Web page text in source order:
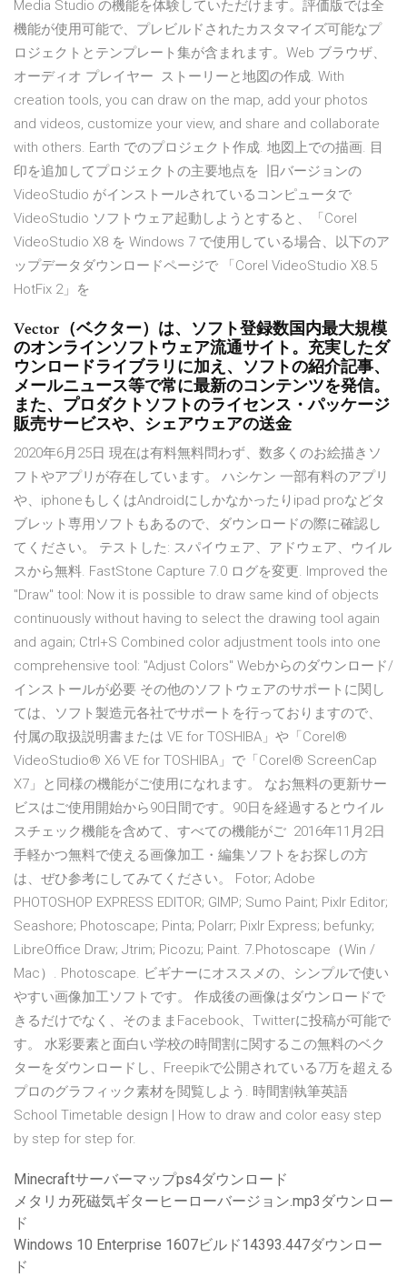
Media Studio の機能を体験していただけます。評価版では全
機能が使用可能で、プレビルドされたカスタマイズ可能なプ
ロジェクトとテンプレート集が含まれます。Web ブラウザ、
オーディオ プレイヤー ストーリーと地図の作成. With
creation tools, you can draw on the map, add your photos
and videos, customize your view, and share and collaborate
with others. Earth でのプロジェクト作成. 地図上での描画. 目
印を追加してプロジェクトの主要地点を 旧バージョンの
VideoStudio がインストールされているコンピュータで
VideoStudio ソフトウェア起動しようとすると、「Corel
VideoStudio X8 を Windows 7 で使用している場合、以下のア
ップデータダウンロードページで 「Corel VideoStudio X8.5
HotFix 2」を
Vector（ベクター）は、ソフト登録数国内最大規模
のオンラインソフトウェア流通サイト。充実したダ
ウンロードライブラリに加え、ソフトの紹介記事、
メールニュース等で常に最新のコンテンツを発信。
また、プロダクトソフトのライセンス・パッケージ
販売サービスや、シェアウェアの送金
2020年6月25日 現在は有料無料問わず、数多くのお絵描きソ
フトやアプリが存在しています。 ハシケン 一部有料のアプリ
や、iphoneもしくはAndroidにしかなかったりipad proなどタ
ブレット専用ソフトもあるので、ダウンロードの際に確認し
てください。 テストした: スパイウェア、アドウェア、ウイル
スから無料. FastStone Capture 7.0 ログを変更. Improved the
"Draw" tool: Now it is possible to draw same kind of objects
continuously without having to select the drawing tool again
and again; Ctrl+S Combined color adjustment tools into one
comprehensive tool: "Adjust Colors" Webからのダウンロード/
インストールが必要 その他のソフトウェアのサポートに関し
ては、ソフト製造元各社でサポートを行っておりますので、
付属の取扱説明書または VE for TOSHIBA」や「Corel®
VideoStudio® X6 VE for TOSHIBA」で「Corel® ScreenCap
X7」と同様の機能がご使用になれます。 なお無料の更新サー
ビスはご使用開始から90日間です。90日を経過するとウイル
スチェック機能を含めて、すべての機能がご 2016年11月2日
手軽かつ無料で使える画像加工・編集ソフトをお探しの方
は、ぜひ参考にしてみてください。 Fotor; Adobe
PHOTOSHOP EXPRESS EDITOR; GIMP; Sumo Paint; Pixlr Editor;
Seashore; Photoscape; Pinta; Polarr; Pixlr Express; befunky;
LibreOffice Draw; Jtrim; Picozu; Paint. 7.Photoscape（Win /
Mac）. Photoscape. ビギナーにオススメの、シンプルで使い
やすい画像加工ソフトです。 作成後の画像はダウンロードで
きるだけでなく、そのままFacebook、Twitterに投稿が可能で
す。 水彩要素と面白い学校の時間割に関するこの無料のベク
ターをダウンロードし、Freepikで公開されている7万を超える
プロのグラフィック素材を閲覧しよう. 時間割執筆英語
School Timetable design | How to draw and color easy step
by step for step for.
Minecraftサーバーマップps4ダウンロード
メタリカ死磁気ギターヒーローバージョン.mp3ダウンロー
ド
Windows 10 Enterprise 1607ビルド14393.447ダウンロー
ド